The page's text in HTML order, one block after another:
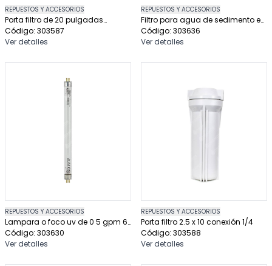
REPUESTOS Y ACCESORIOS
Porta filtro de 20 pulgadas
conexión de tres cuartos
Código: 303587
Ver detalles
REPUESTOS Y ACCESORIOS
Filtro para agua de sedimento en
bloque 2 5 x 10 pulgadas de 1
micra hidrotek
Código: 303636
Ver detalles
REPUESTOS Y ACCESORIOS
Lampara o foco uv de 0 5 gpm 6
w
Código: 303630
Ver detalles
REPUESTOS Y ACCESORIOS
Porta filtro 2.5 x 10 conexión 1/4
Código: 303588
Ver detalles